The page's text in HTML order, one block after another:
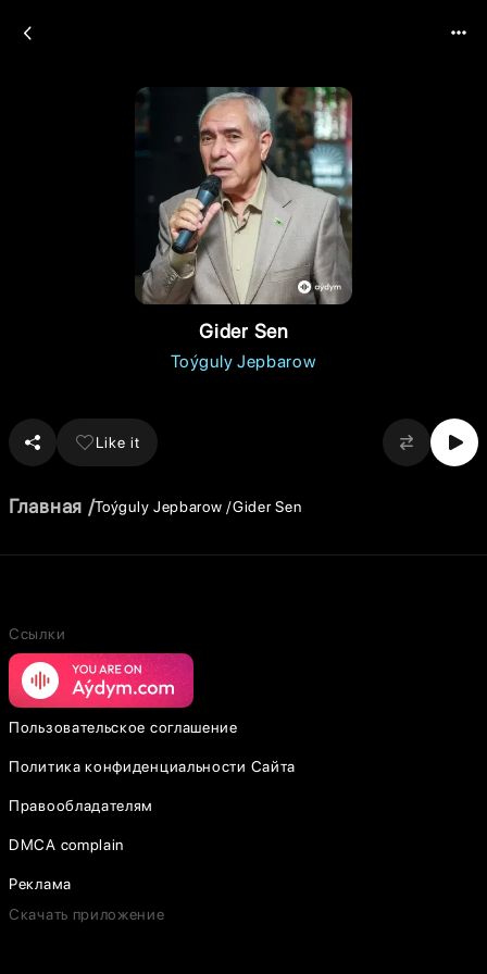
Gider Sen
Toýguly Jepbarow
Like it
Главная Toýguly Jepbarow Gider Sen
Ссылки
Пользовательское соглашение
Политика конфиденциальности Сайта
Правообладателям
DMCA complain
Реклама
Скачать приложение